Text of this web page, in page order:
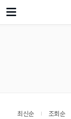
최신순 조회순